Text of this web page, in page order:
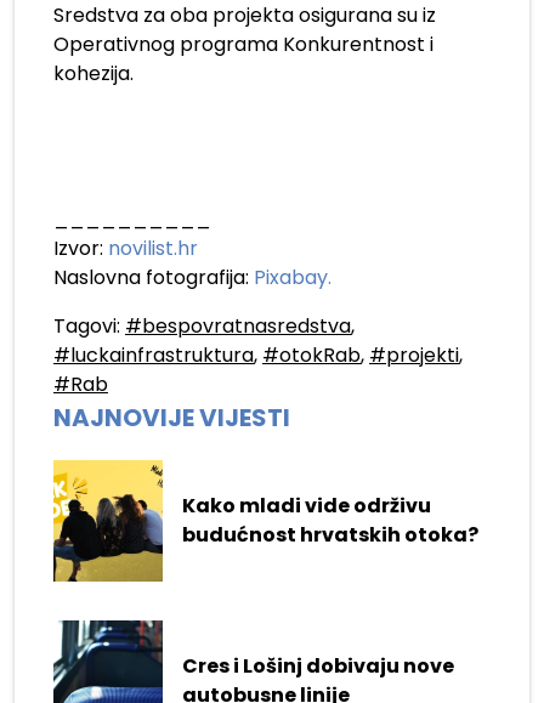
Sredstva za oba projekta osigurana su iz
Operativnog programa Konkurentnost i
kohezija.
Izvor: novilist.hr
Naslovna fotografija: Pixabay.
Tagovi: #bespovratnasredstva,
#luckainfrastruktura, #otokRab, #projekti,
#Rab
NAJNOVIJE VIJESTI
Kako mladi vide održivu
budućnost hrvatskih otoka?
Cres i Lošinj dobivaju nove
autobusne linije